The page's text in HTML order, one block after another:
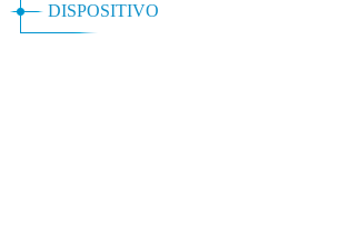
DISPOSITIVO